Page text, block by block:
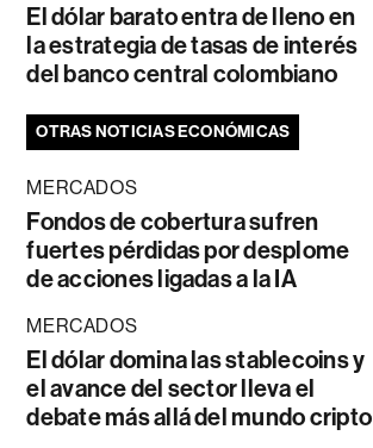
El dólar barato entra de lleno en
la estrategia de tasas de interés
del banco central colombiano
OTRAS NOTICIAS ECONÓMICAS
MERCADOS
Fondos de cobertura sufren
fuertes pérdidas por desplome
de acciones ligadas a la IA
MERCADOS
El dólar domina las stablecoins y
el avance del sector lleva el
debate más allá del mundo cripto